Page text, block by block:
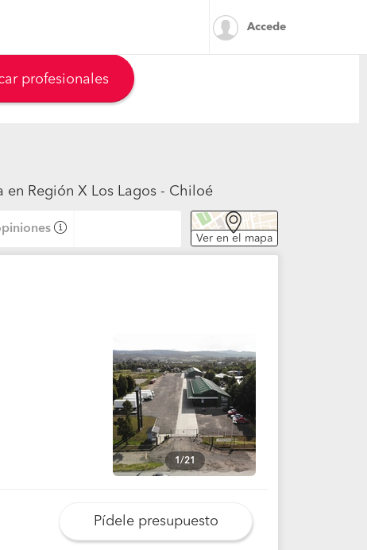
Accede
profesionales
en Región X Los Lagos - Chiloé
Ver en el mapa
1/21
Pídele presupuesto